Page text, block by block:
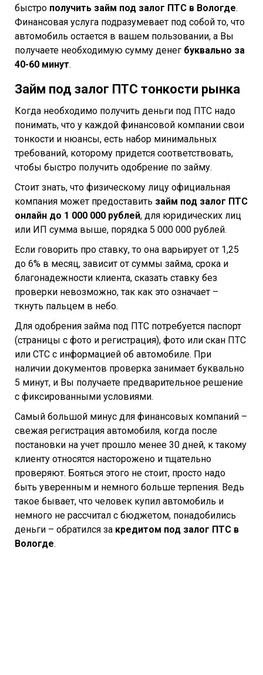
быстро получить займ под залог ПТС в Вологде.
Финансовая услуга подразумевает под собой то, что
автомобиль остается в вашем пользовании, а Вы
получаете необходимую сумму денег буквально за
40-60 минут.
Займ под залог ПТС тонкости рынка
Когда необходимо получить деньги под ПТС надо
понимать, что у каждой финансовой компании свои
тонкости и нюансы, есть набор минимальных
требований, которому придется соответствовать,
чтобы быстро получить одобрение по займу.
Стоит знать, что физическому лицу официальная
компания может предоставить займ под залог ПТС
онлайн до 1 000 000 рублей, для юридических лиц
или ИП сумма выше, порядка 5 000 000 рублей.
Если говорить про ставку, то она варьирует от 1,25
до 6% в месяц, зависит от суммы займа, срока и
благонадежности клиента, сказать ставку без
проверки невозможно, так как это означает –
ткнуть пальцем в небо.
Для одобрения займа под ПТС потребуется паспорт
(страницы с фото и регистрация), фото или скан ПТС
или СТС с информацией об автомобиле. При
наличии документов проверка занимает буквально
5 минут, и Вы получаете предварительное решение
с фиксированными условиями.
Самый большой минус для финансовых компаний –
свежая регистрация автомобиля, когда после
постановки на учет прошло менее 30 дней, к такому
клиенту относятся насторожено и тщательно
проверяют. Бояться этого не стоит, просто надо
быть уверенным и немного больше терпения. Ведь
такое бывает, что человек купил автомобиль и
немного не рассчитал с бюджетом, понадобились
деньги – обратился за кредитом под залог ПТС в
Вологде.